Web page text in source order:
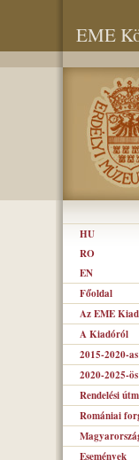
EME
HU
RO
EN
Főoldal
Az EME
A Kiadóról
2015-2020-
2020-2025-
Rendelési
Romániai
Események